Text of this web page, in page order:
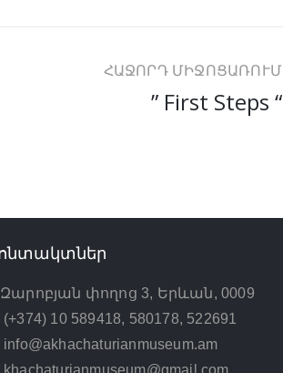
ՀԱՋՈՐԴ ՄԻՋՈՑԱՌՈՒՄ
” First Steps “
փողոց 3, Երևան, 0009
(+374) 10 589418, 580178, 522691
info@akhachaturianmuseum.am
khachaturianmuseum@gmail.com